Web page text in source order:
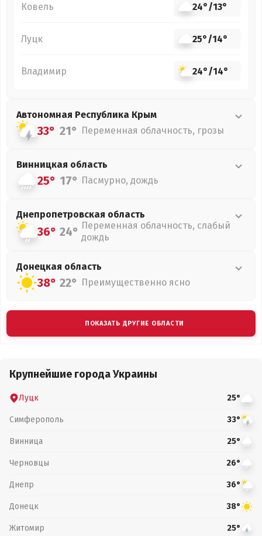
Ковель 24°/13°
Луцк 25°/14°
Владимир 24°/14°
Автономная Республика Крым
33° 21° Переменная облачность, грозы
Винницкая область
25° 17° Пасмурно, дождь
Днепропетровская область
36° 24° Переменная облачность, слабый
дождь
Донецкая область
38° 22° Преимущественно ясно
ПОКАЗАТЬ ДРУГИЕ ОБЛАСТИ
Крупнейшие города Украины
Луцк 25°
Симферополь 33°
Винница 25°
Черновцы 26°
Днепр 36°
Донецк 38°
Житомир 25°